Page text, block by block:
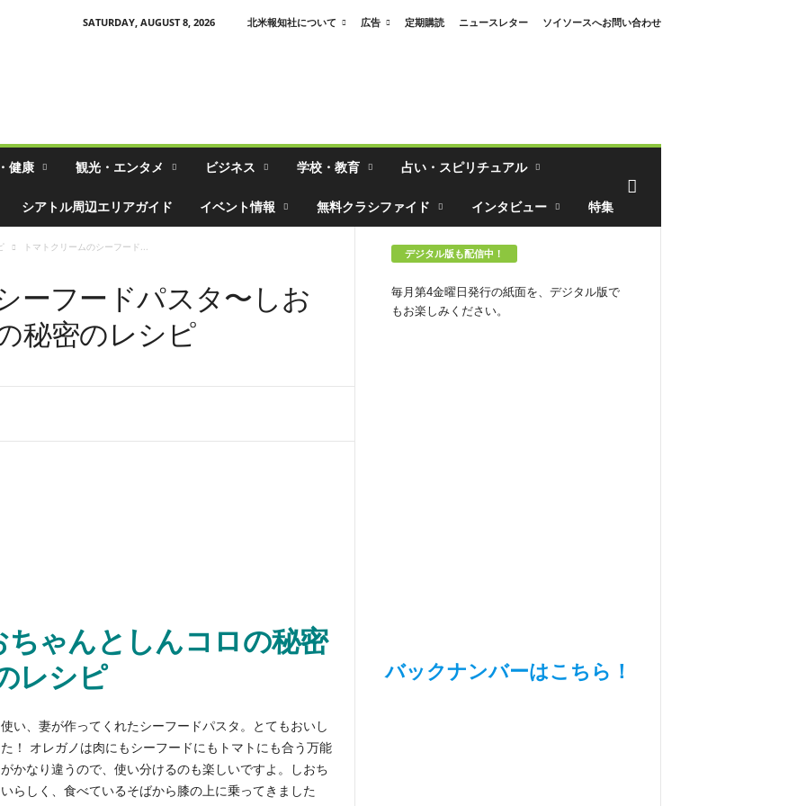
SATURDAY, AUGUST 8, 2026 北米報知社について 広告 定期購読 ニュースレター ソイソースへお問い合わせ
健康 観光・エンタメ ビジネス 学校・教育 占い・スピリチュアル
シアトル周辺エリアガイド イベント情報 無料クラシファイド インタビュー 特集
トマトクリームのシーフード...
ーフードパスタ〜しお
秘密のレシピ
ゃんとしんコロの秘密
レシピ
い、妻が作ってくれたシーフードパスタ。とてもおいし
！ オレガノは肉にもシーフードにもトマトにも合う万能
かなり違うので、使い分けるのも楽しいですよ。しおち
らしく、食べているそばから膝の上に乗ってきました
デジタル版も配信中！
毎月第4金曜日発行の紙面を、デジタル版で
もお楽しみください。
バックナンバーはこちら！